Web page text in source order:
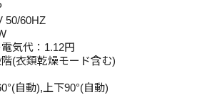
50/60HZ
気代：1.12円
(衣類乾燥モード含む)
自動),上下90°(自動)